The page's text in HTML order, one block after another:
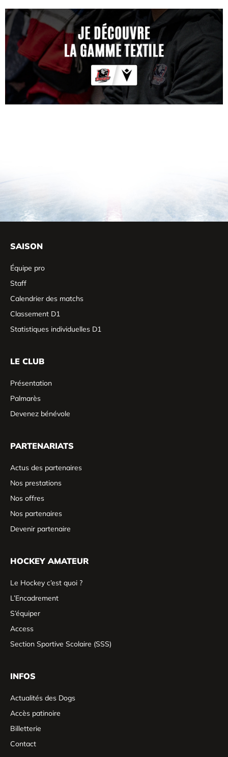
SAISON
Équipe pro
Staff
Calendrier des matchs
Classement D1
Statistiques individuelles D1
LE CLUB
Présentation
Palmarès
Devenez bénévole
PARTENARIATS
Actus des partenaires
Nos prestations
Nos offres
Nos partenaires
Devenir partenaire
HOCKEY AMATEUR
Le Hockey c’est quoi ?
L’Encadrement
S’équiper
Access
Section Sportive Scolaire (SSS)
INFOS
Actualités des Dogs
Accès patinoire
Billetterie
Contact